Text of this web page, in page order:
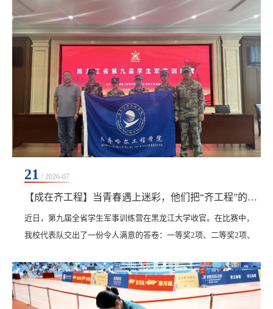
哈尔滨工业大学、黑龙江大学等高校同台获此殊荣，实现获奖数量
与质量的双重突破，创下学院参赛以来最好成绩。​本次大赛由黑龙
江省教育厅指导、黑龙江省普通高等学校创新创...
21 / 2026-07
【成在齐工程】当青春遇上迷彩，他们把“齐工程”的名字写进全省荣誉榜
近日，第九届全省学生军事训练营在黑龙江大学收官。在比赛中，
我校代表队交出了一份令人满意的答卷：一等奖2项、二等奖2项、
练营参赛资格。这是我校参赛以来取得的最好成绩，与东北林业大
学、黑龙江大学、哈尔滨理工大学等省内26所高校、110名选手同台
竞技，我校学子在轻武器射击、战术对抗、识图用图、战场医疗救